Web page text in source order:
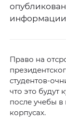
Право на
студентов-
что это будут
после учебы
корпусах.